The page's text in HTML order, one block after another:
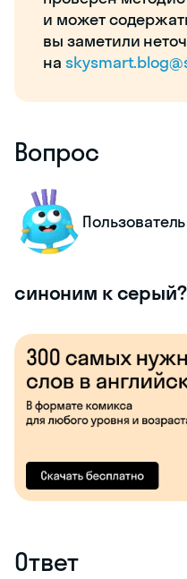
и может
вы заметили
на
Вопрос
Пользователь
синоним к серый?
Ответ